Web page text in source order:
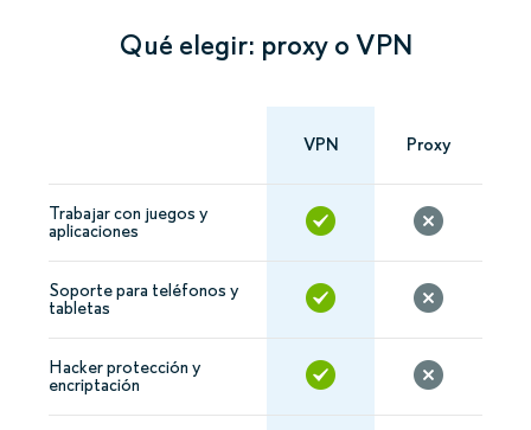
Qué elegir: proxy o VPN
VPN Proxy
Trabajar con juegos y
aplicaciones
Soporte para teléfonos y
tabletas
Hacker protección y
encriptación